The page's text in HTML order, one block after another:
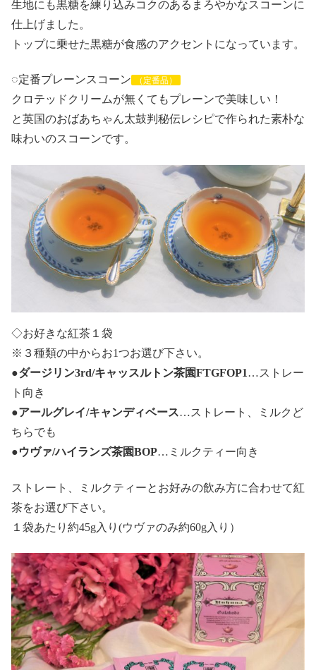
生地にも黒糖を練り込みコクのあるまろやかなスコーンに
仕上げました。
トップに乗せた黒糖が食感のアクセントになっています。
◌定番プレーンスコーン （定番品）
クロテッドクリームが無くてもプレーンで美味しい！
と英国のおばあちゃん太鼓判秘伝レシピで作られた素朴な
味わいのスコーンです。
◇お好きな紅茶１袋
※３種類の中からお1つお選び下さい。
●ダージリン3rd/キャッスルトン茶園FTGFOP1…ストレー
ト向き
●アールグレイ/キャンディベース…ストレート、ミルクど
ちらでも
●ウヴァ/ハイランズ茶園BOP…ミルクティー向き
ストレート、ミルクティーとお好みの飲み方に合わせて紅
茶をお選び下さい。
１袋あたり約45g入り(ウヴァのみ約60g入り）